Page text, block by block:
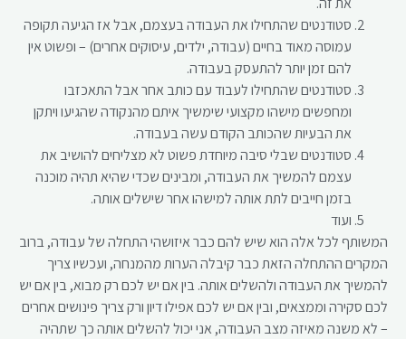
סטודנטים שהתחילו את העבודה בעצמם, אבל אז הגיעה תקופה
עמוסה מאוד בחיים (עבודה, ילדים, עיסוקים אחרים) – ופשוט אין
להם זמן יותר להתעסק בעבודה.
סטודנטים שהתחילו לעבוד עם כותב אחר אבל התאכזבו
ומחפשים מישהו מקצועי שימשיך איתם מהנקודה שהגיעו ויתקן
את הבעיות שהכותב הקודם עשה בעבודה.
סטודנטים שבלי סיבה מיוחדת פשוט לא מצליחים להושיב את
עצמם להמשיך את העבודה, ומבינים שכדי שהיא תהיה מוכנה
בזמן חייבים לתת אותה למישהו אחר שישלים אותה.
ועוד
המשותף לכל אלה הוא שיש להם כבר איזושהי התחלה של עבודה, ברוב
המקרים ההתחלה הזאת כבר קיבלה הערות מהמנחה, ועכשיו צריך
להמשיך את העבודה ולהשלים אותה. בין אם יש לכם רק מבוא, בין אם יש
לכם סקירה וממצאים, ובין אם יש לכם אפילו דיון ורק צריך פינושים אחרים
– לא משנה מאיזה מצב העבודה, אני יכול להשלים אותה כך שתהיה